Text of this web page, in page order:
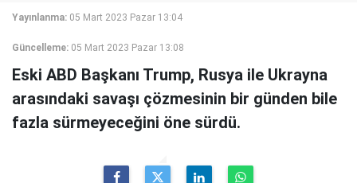
Yayınlanma: 05 Mart 2023 Pazar 13:04
Güncelleme: 05 Mart 2023 Pazar 13:08
Eski ABD Başkanı Trump, Rusya ile Ukrayna
arasındaki savaşı çözmesinin bir günden bile
fazla sürmeyeceğini öne sürdü.